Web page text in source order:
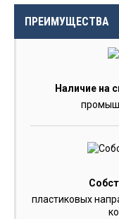
ПРЕИМУЩЕСТВА
Наличие на
пластиковых